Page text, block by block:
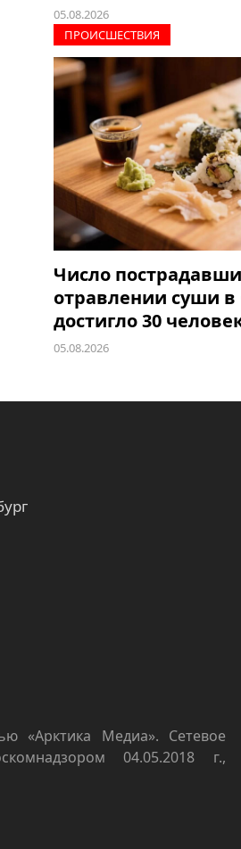
05.08.2026
ПРОИCШЕСТВИЯ
Число
отравлении суши в
достигло 30
05.08.2026
«Арктика Медиа». Сетевое
04.05.2018 г.,